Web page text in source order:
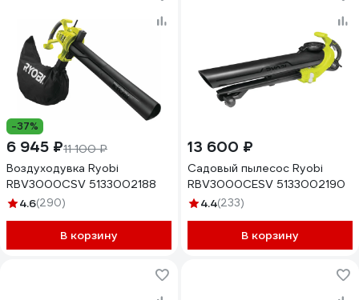
-37%
6 945 ₽11 100 ₽
Воздуходувка Ryobi
RBV3000CSV 5133002188
4.6(290)
В корзину
13 600 ₽
Садовый пылесос Ryobi
RBV3000CESV 5133002190
4.4(233)
В корзину